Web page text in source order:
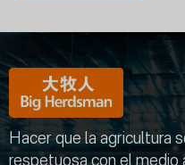
Hacer que la agricultura
respetuosa con el